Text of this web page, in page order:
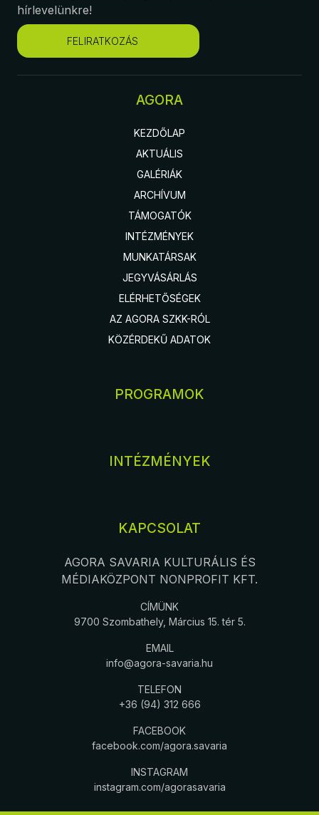
hírlevelünkre!
FELIRATKOZÁS
AGORA
KEZDŐLAP
AKTUÁLIS
GALÉRIÁK
ARCHÍVUM
TÁMOGATÓK
INTÉZMÉNYEK
MUNKATÁRSAK
JEGYVÁSÁRLÁS
ELÉRHETŐSÉGEK
AZ AGORA SZKK-RÓL
KÖZÉRDEKŰ ADATOK
PROGRAMOK
INTÉZMÉNYEK
KAPCSOLAT
AGORA SAVARIA KULTURÁLIS ÉS
MÉDIAKÖZPONT NONPROFIT KFT.
CÍMÜNK
9700 Szombathely, Március 15. tér 5.
EMAIL
info@agora-savaria.hu
TELEFON
+36 (94) 312 666
FACEBOOK
facebook.com/agora.savaria
INSTAGRAM
instagram.com/agorasavaria